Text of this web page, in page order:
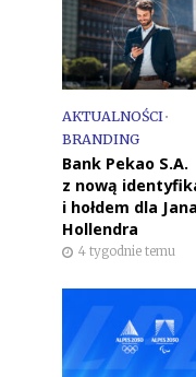
AKTUALNOŚCI•
BRANDING
Bank Pekao S.A.
z nową
i hołdem dla Jana
Hollendra
4 tygodnie temu